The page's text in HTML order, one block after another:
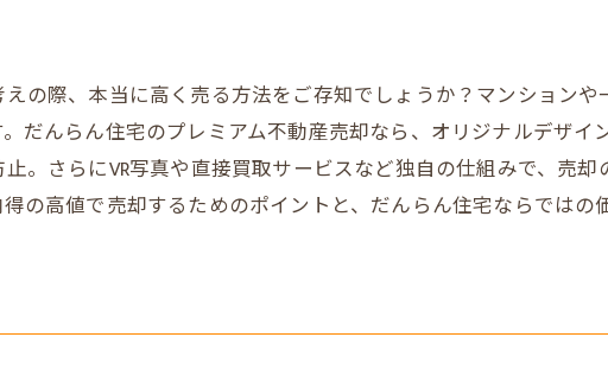
の際、本当に高く売る方法をご存知でしょうか？マンション
だんらん住宅のプレミアム不動産売却なら、オリジナルデザイ
。さらにVR写真や直接買取サービスなど独自の仕組みで、売
の高値で売却するためのポイントと、だんらん住宅ならでは